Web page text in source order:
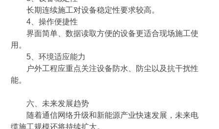
长期连续施工对设备稳定性要求较高。
4、操作便捷性
界面简单、数据读取方便的设备更适合现场施工使
用。
5、环境适应能力
户外工程应重点关注设备防水、防尘以及抗干扰性
能。
六、未来发展趋势
随着通信网络升级和新能源产业快速发展，未来电
缆施工规模还将持续扩大。